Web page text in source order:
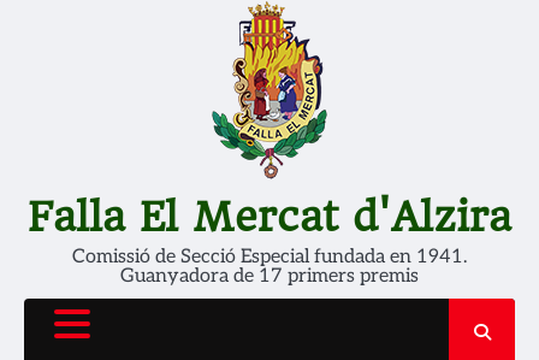
Falla El Mercat d'Alzira
Comissió de Secció Especial fundada en 1941.
Guanyadora de 17 primers premis